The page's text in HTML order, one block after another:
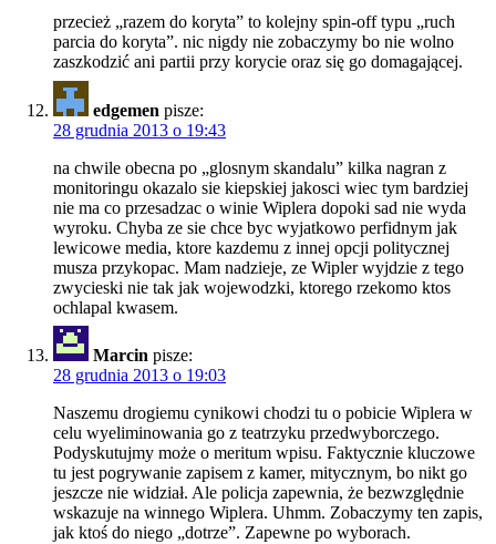
przecież „razem do koryta” to kolejny spin-off typu „ruch
parcia do koryta”. nic nigdy nie zobaczymy bo nie wolno
zaszkodzić ani partii przy korycie oraz się go domagającej.
edgemen pisze:
28 grudnia 2013 o 19:43
na chwile obecna po „glosnym skandalu” kilka nagran z
monitoringu okazalo sie kiepskiej jakosci wiec tym bardziej
nie ma co przesadzac o winie Wiplera dopoki sad nie wyda
wyroku. Chyba ze sie chce byc wyjatkowo perfidnym jak
lewicowe media, ktore kazdemu z innej opcji politycznej
musza przykopac. Mam nadzieje, ze Wipler wyjdzie z tego
zwycieski nie tak jak wojewodzki, ktorego rzekomo ktos
ochlapal kwasem.
Marcin pisze:
28 grudnia 2013 o 19:03
Naszemu drogiemu cynikowi chodzi tu o pobicie Wiplera w
celu wyeliminowania go z teatrzyku przedwyborczego.
Podyskutujmy może o meritum wpisu. Faktycznie kluczowe
tu jest pogrywanie zapisem z kamer, mitycznym, bo nikt go
jeszcze nie widział. Ale policja zapewnia, że bezwzględnie
wskazuje na winnego Wiplera. Uhmm. Zobaczymy ten zapis,
jak ktoś do niego „dotrze”. Zapewne po wyborach.